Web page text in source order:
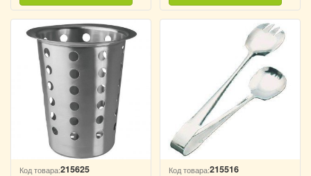
Код товара:215625 Код товара:215516